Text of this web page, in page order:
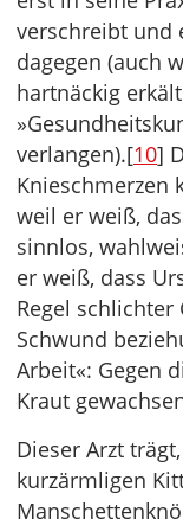
verschreibt und
dagegen (auch
hartnäckig
verlangen).[10]
Knieschmerzen
weil er weiß,
sinnlos,
er weiß, dass
Regel schlichter
Schwund
Arbeit«: Gegen
Kraut
Dieser Arzt
kurzärmligen